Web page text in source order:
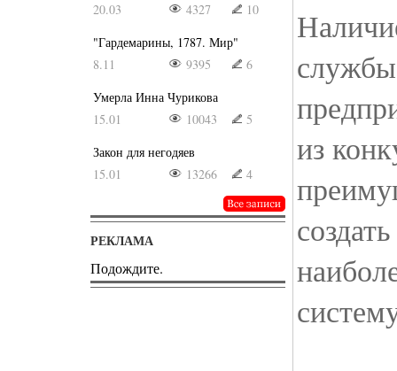
20.03
4327
10
"Гардемарины, 1787. Мир"
8.11
9395
6
Умерла Инна Чурикова
15.01
10043
5
Закон для негодяев
15.01
13266 4
РЕКЛАМА
Подождите.
из